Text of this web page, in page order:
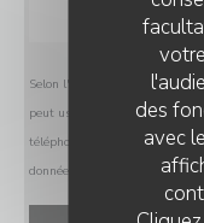
des
avec
Selon l'article L.223-2 du code
peut user de son droit à
téléphonique Bloctel :
données, consultez notre